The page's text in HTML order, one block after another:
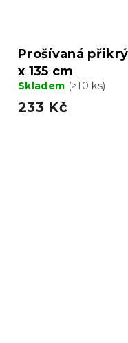
Prošívaná
x 135 cm
Skladem (>10 ks)
233 Kč